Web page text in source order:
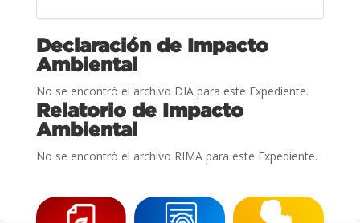
Declaración de Impacto
Ambiental
No se encontró el archivo DIA para este Expediente.
Relatorio de Impacto
Ambiental
No se encontró el archivo RIMA para este Expediente.